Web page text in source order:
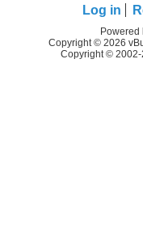
Log in
Powered
Copyright © 2026
Copyright © 2002-